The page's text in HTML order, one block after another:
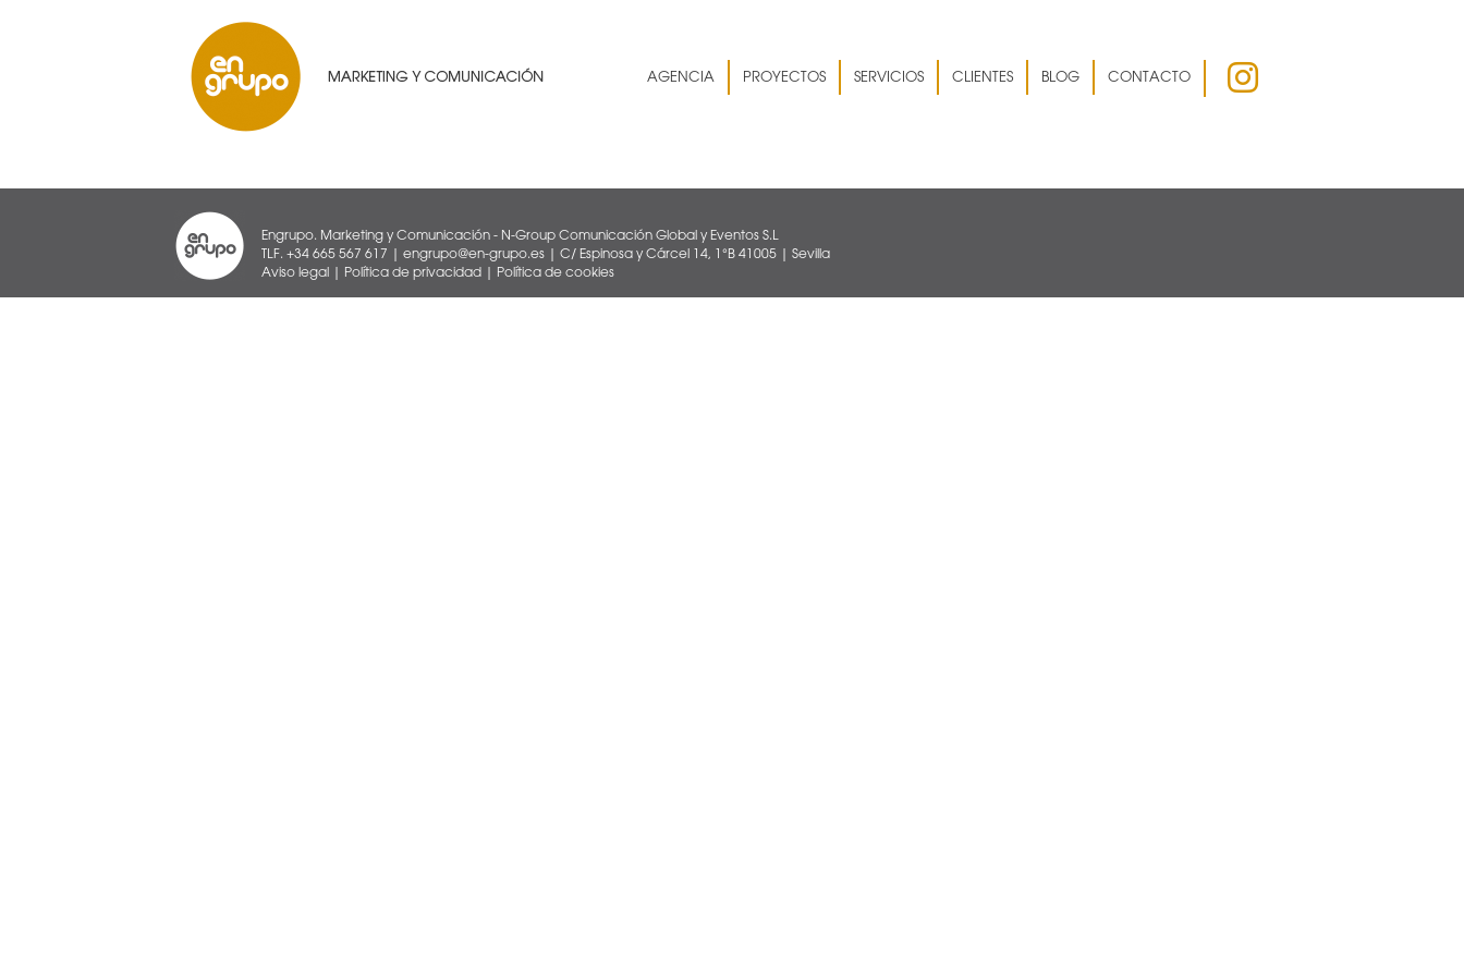
AGENCIA PROYECTOS SERVICIOS CLIENTES BLOG CONTACTO
Engrupo. Marketing y Comunicación - N-Group Comunicación Global y Eventos S.L
TLF. +34 665 567 617 | engrupo@en-grupo.es | C/ Espinosa y Cárcel 14, 1°B 41005 | Sevilla
Aviso legal
Política de privacidad Política de cookies